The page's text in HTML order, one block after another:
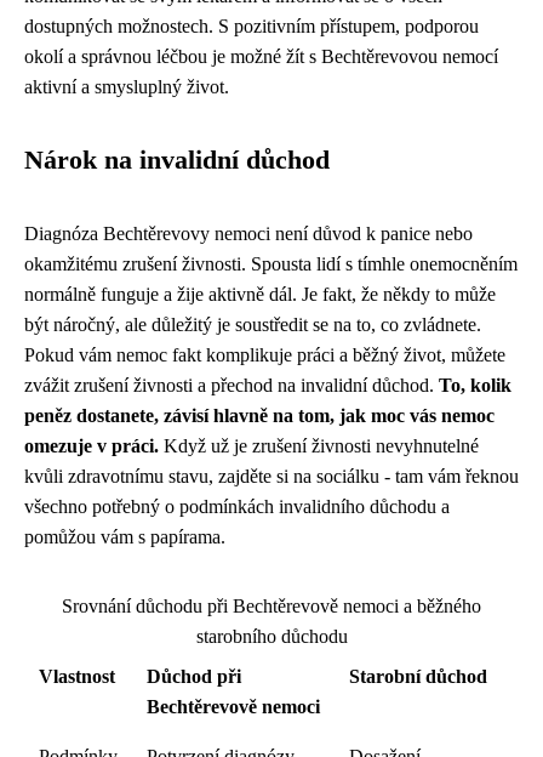
dostupných možnostech. S pozitivním přístupem, podporou
okolí a správnou léčbou je možné žít s Bechtěrevovou nemocí
aktivní a smysluplný život.
Nárok na invalidní důchod
Diagnóza Bechtěrevovy nemoci není důvod k panice nebo
okamžitému zrušení živnosti. Spousta lidí s tímhle onemocněním
normálně funguje a žije aktivně dál. Je fakt, že někdy to může
být náročný, ale důležitý je soustředit se na to, co zvládnete.
Pokud vám nemoc fakt komplikuje práci a běžný život, můžete
zvážit zrušení živnosti a přechod na invalidní důchod. To, kolik
peněz dostanete, závisí hlavně na tom, jak moc vás nemoc
omezuje v práci. Když už je zrušení živnosti nevyhnutelné
kvůli zdravotnímu stavu, zajděte si na sociálku - tam vám řeknou
všechno potřebný o podmínkách invalidního důchodu a
pomůžou vám s papírama.
Srovnání důchodu při Bechtěrevově nemoci a běžného
starobního důchodu
Vlastnost
Důchod při
Bechtěrevově nemoci
Starobní důchod